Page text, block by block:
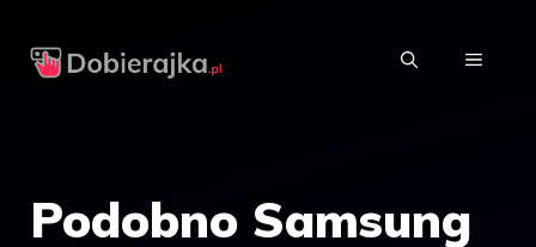
MENU
Podobno Samsung